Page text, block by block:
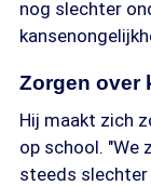
nog slechter
Zorgen over
Hij maakt zich
op school. "We
steeds slechter